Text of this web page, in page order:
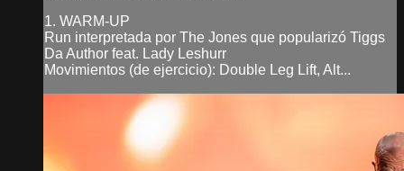
1. WARM-UP
Run interpretada por The Jones que popularizó Tiggs
Da Author feat. Lady Leshurr
Movimientos (de ejercicio): Double Leg Lift, Alt...